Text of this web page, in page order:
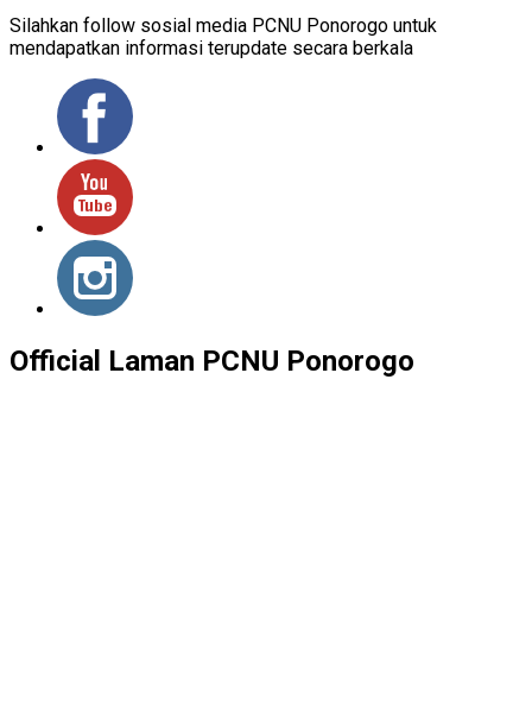
Silahkan follow sosial media PCNU Ponorogo untuk
mendapatkan informasi terupdate secara berkala
Official Laman PCNU Ponorogo